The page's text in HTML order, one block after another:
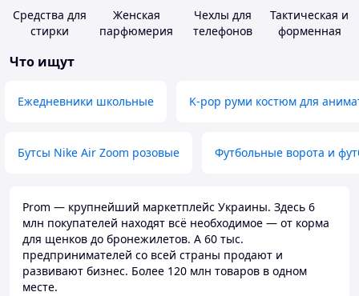
Средства для
стирки
Женская
парфюмерия
Чехлы для
телефонов
Тактическая и
форменная
Что ищут
Ежедневники школьные K-pop руми костюм для
Бутсы Nike Air Zoom розовые Футбольные ворота и
Prom — крупнейший маркетплейс Украины. Здесь 6
млн покупателей находят всё необходимое — от корма
для щенков до бронежилетов. А 60 тыс.
предпринимателей со всей страны продают и
развивают бизнес. Более 120 млн товаров в одном
месте.